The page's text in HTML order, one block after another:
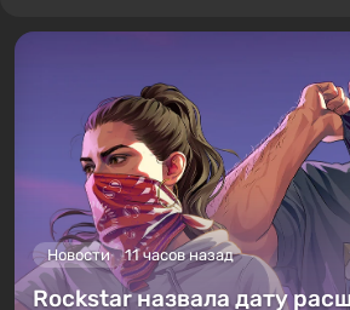
Новости 11 часов назад
Rockstar назвала дату